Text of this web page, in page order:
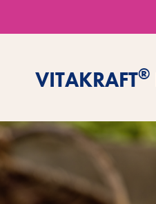
VITAKRAFT®